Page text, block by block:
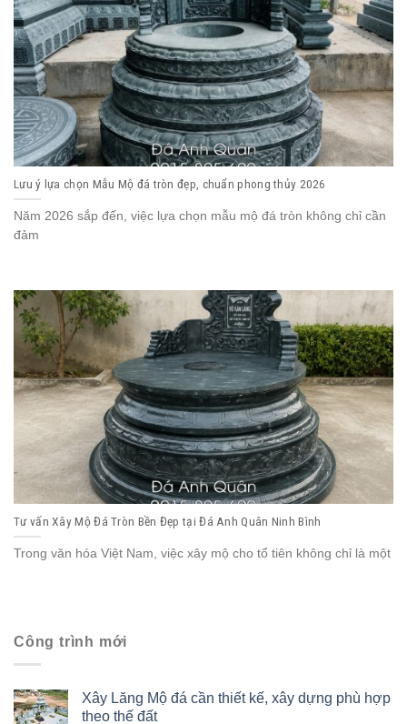
Lưu ý lựa chọn Mẫu Mộ đá tròn đẹp, chuẩn phong thủy 2026
Năm 2026 sắp đến, việc lựa chọn mẫu mộ đá tròn không chỉ cần
đảm
Tư vấn Xây Mộ Đá Tròn Bền Đẹp tại Đá Anh Quân Ninh Bình
Trong văn hóa Việt Nam, việc xây mộ cho tổ tiên không chỉ là một
Công trình mới
Xây Lăng Mộ đá cần thiết kế, xây dựng phù hợp
theo thế đất